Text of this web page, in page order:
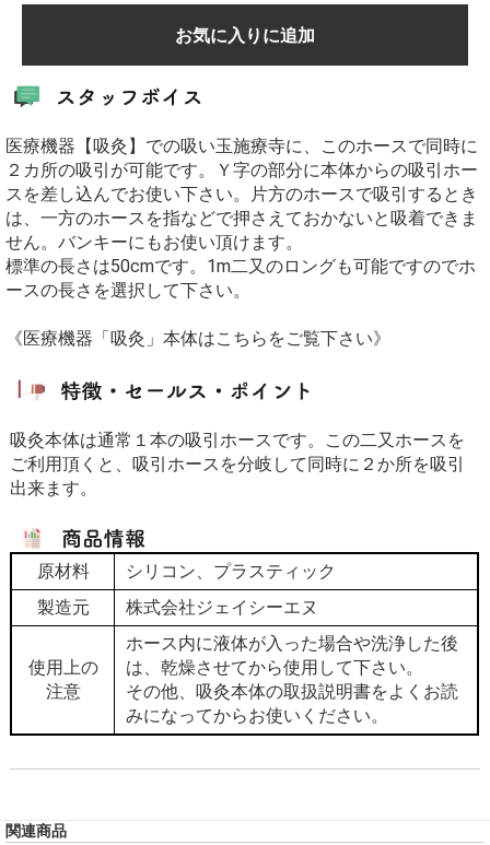
お気に入りに追加
医療機器【吸灸】での吸い玉施療寺に、このホースで同時に
２カ所の吸引が可能です。Ｙ字の部分に本体からの吸引ホー
スを差し込んでお使い下さい。片方のホースで吸引するとき
は、一方のホースを指などで押さえておかないと吸着できま
せん。バンキーにもお使い頂けます。
標準の長さは50cmです。1m二又のロングも可能ですのでホ
ースの長さを選択して下さい。
《医療機器「吸灸」本体はこちらをご覧下さい》
吸灸本体は通常１本の吸引ホースです。この二又ホースを
ご利用頂くと、吸引ホースを分岐して同時に２か所を吸引
出来ます。
原材料
シリコン、プラスティック
製造元
株式会社ジェイシーエヌ
使用上の
注意
ホース内に液体が入った場合や洗浄した後
は、乾燥させてから使用して下さい。
その他、吸灸本体の取扱説明書をよくお読
みになってからお使いください。
関連商品